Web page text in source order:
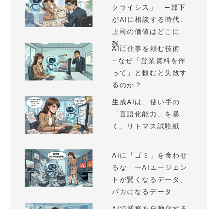
クライシス」 —部下
がAIに相談する時代、
上司の価値はどこに
残...
AIに仕事を頼む技術
—なぜ「営業資料を作
って」と頼むと失敗す
るのか？
生成AIは、使い手の
「言語化能力」を暴
く、リトマス試験紙
AIに「ゴミ」を食わせ
るな ーAIエージェン
トが賢くなるデータ、
バカになるデータ